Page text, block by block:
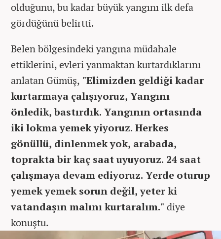
olduğunu, bu kadar büyük yangını ilk defa
gördüğünü belirtti.
Belen bölgesindeki yangına müdahale
ettiklerini, evleri yanmaktan kurtardıklarını
anlatan Gümüş, "Elimizden geldiği kadar
kurtarmaya çalışıyoruz, Yangını
önledik, bastırdık. Yangının ortasında
iki lokma yemek yiyoruz. Herkes
gönüllü, dinlenmek yok, arabada,
toprakta bir kaç saat uyuyoruz. 24 saat
çalışmaya devam ediyoruz. Yerde oturup
yemek yemek sorun değil, yeter ki
vatandaşın malını kurtaralım." diye
konuştu.